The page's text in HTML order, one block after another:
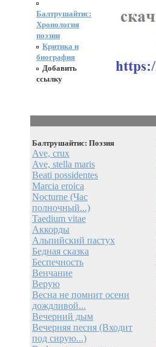
Балтрушайтис:
Хронология
поэзии
Критика и
биография
Добавить
ссылку
Балтрушайтис: Поэзия
Ave, crux
Ave, stella maris
Beati possidentes
Marcia eroica
Nocturne (Час
полночный...)
Taedium vitae
Аккорды
Альпийский пастух
Бедная сказка
Беспечность
Венчание
Верую
Весна не помнит осени
дождливой...
Вечерний дым
Вечерняя песня (Входит
под сирую...)